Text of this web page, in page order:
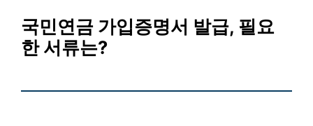
국민연금 가입증명서 발급, 필요
한 서류는?